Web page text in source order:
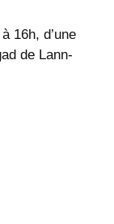
16h, d’une
de Lann-